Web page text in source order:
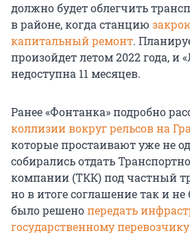
должно будет облегчить
в районе, когда станцию
капитальный ремонт.
произойдет летом 2022 года, и
недоступна 11 месяцев.
Ранее «Фонтанка» подробно
коллизии вокруг рельсов на
которые простаивают уже не
собирались отдать
компании (ТКК) под частный
но в итоге соглашение так и
было решенопередать
государственному перевозчику